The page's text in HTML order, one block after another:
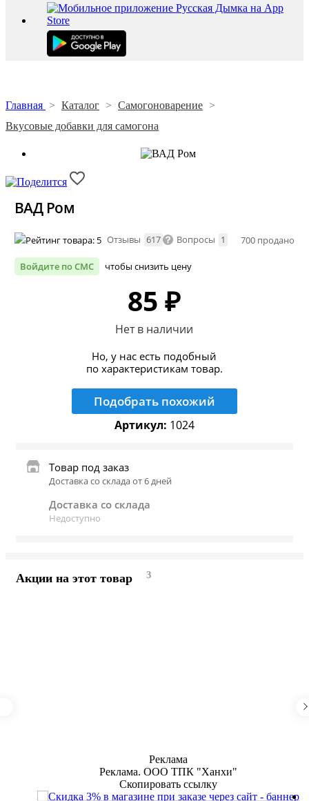
Главная > Каталог > Самогоноварение >
Вкусовые добавки для самогона
ВАД Ром
Отзывы 617 Вопросы 1 700 продано
Войдите по СМС чтобы снизить цену
85 ₽
Нет в наличии
Но, у нас есть подобный
по характеристикам товар.
Подобрать похожий
Артикул: 1024
Товар под заказ
Доставка со склада от 6 дней
Доставка со склада
Недоступно
Акции на этот товар 3